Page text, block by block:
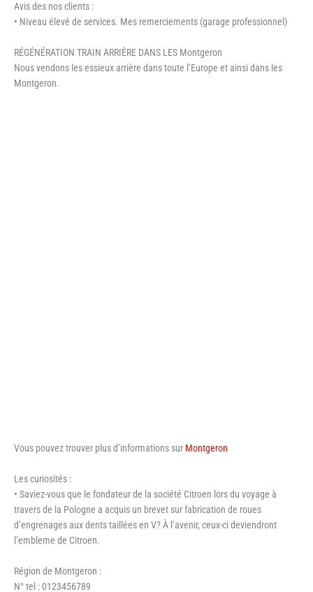
Avis des nos clients :
• Niveau élevé de services. Mes remerciements (garage professionnel)
RÉGÉNÉRATION TRAIN ARRIÈRE DANS LES Montgeron
Nous vendons les essieux arrière dans toute l’Europe et ainsi dans les
Montgeron.
Vous pouvez trouver plus d’informations sur Montgeron
Les curiosités :
• Saviez-vous que le fondateur de la société Citroen lors du voyage à
travers de la Pologne a acquis un brevet sur fabrication de roues
d’engrenages aux dents taillées en V? À l’avenir, ceux-ci deviendront
l’embleme de Citroen.
Région de Montgeron :
N° tel : 0123456789